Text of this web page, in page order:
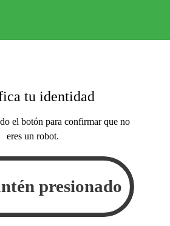
tu identidad
el botón para confirmar que no
eres un robot.